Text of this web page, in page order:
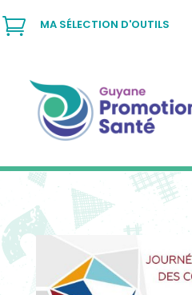
 MA SÉLECTION D'OUTILS